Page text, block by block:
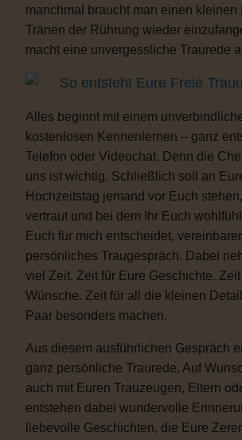
manchmal braucht man einen kleinen
Tränen der Rührung wieder
macht eine unvergessliche Traurede
So entsteht Eure Freie
Alles beginnt mit einem
kostenlosen Kennenlernen – ganz
Telefon oder Videochat. Denn die
uns ist wichtig. Schließlich soll an
Hochzeitstag jemand vor Euch
vertraut und bei dem Ihr Euch
Euch für mich entscheidet,
persönliches Traugespräch. Dabei
viel Zeit. Zeit für Eure Geschichte.
Wünsche. Zeit für all die kleinen
Paar besonders machen.
Aus diesem ausführlichen Gespräch
ganz persönliche Traurede. Auf
auch mit Euren Trauzeugen, Eltern
entstehen dabei wundervolle
liebevolle Geschichten, die Eure